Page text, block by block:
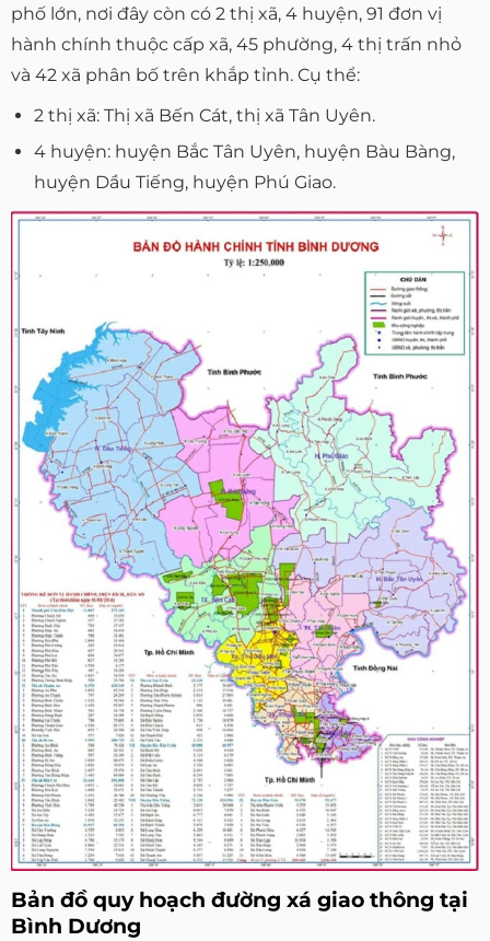
phố lớn, nơi đây còn có 2 thị xã, 4 huyện, 91 đơn vị
hành chính thuộc cấp xã, 45 phường, 4 thị trấn nhỏ
và 42 xã phân bố trên khắp tỉnh. Cụ thể:
2 thị xã: Thị xã Bến Cát, thị xã Tân Uyên.
4 huyện: huyện Bắc Tân Uyên, huyện Bàu Bàng,
huyện Dầu Tiếng, huyện Phú Giao.
Bản đồ quy hoạch đường xá giao thông tại
Bình Dương